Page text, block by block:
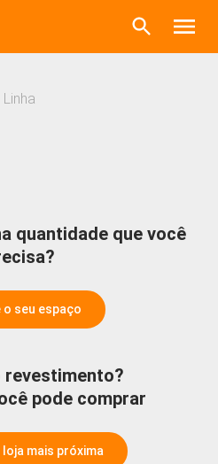
Linha
quantidade que você
o seu espaço
revestimento?
pode comprar
mais próxima